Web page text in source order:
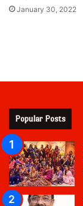
January 30, 2022
Popular Posts